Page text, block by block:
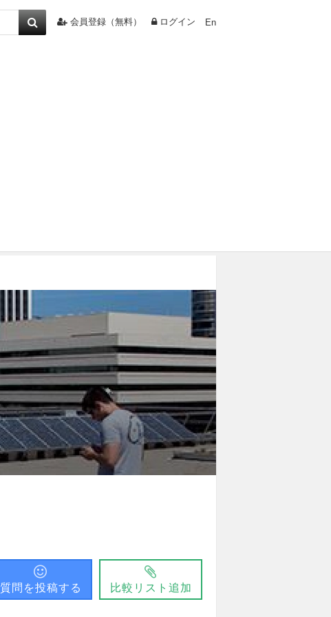
会員登録（無料） ログイン En
質問を投稿する 比較リスト追加